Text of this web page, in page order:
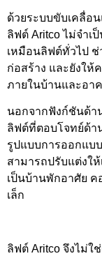
ด้วยระบบขับเคลื่อ
ลิฟต์ Aritco ไม่จำเ
เหมือนลิฟต์ทั่วไป
ก่อสร้าง และยังให้
ภายในบ้านและอา
นอกจากฟังก์ชันด้า
ลิฟต์ที่ตอบโจทย์ด้า
รูปแบบการออกแบ
สามารถปรับแต่งใ
เป็นบ้านพักอาศัย
เล็ก
ลิฟต์ Aritco จึงไม่